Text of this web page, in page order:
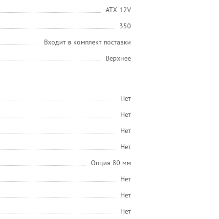
ATX 12V
350
Входит в комплект поставки
Верхнее
Нет
Нет
Нет
Нет
Опция 80 мм
Нет
Нет
Нет